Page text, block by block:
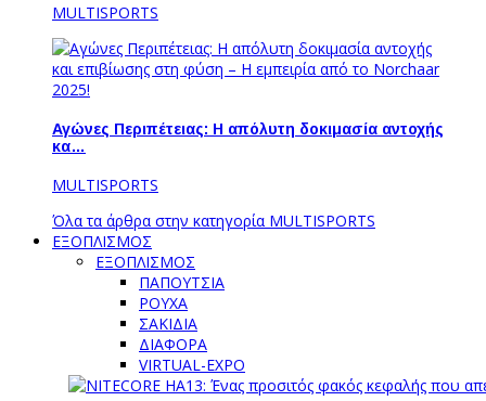
MULTISPORTS
Αγώνες Περιπέτειας: Η απόλυτη δοκιμασία αντοχής
κα…
MULTISPORTS
Όλα τα άρθρα στην κατηγορία MULTISPORTS
ΕΞΟΠΛΙΣΜΟΣ
ΕΞΟΠΛΙΣΜΟΣ
ΠΑΠΟΥΤΣΙΑ
ΡΟΥΧΑ
ΣΑΚΙΔΙΑ
ΔΙΑΦΟΡΑ
VIRTUAL-EXPO